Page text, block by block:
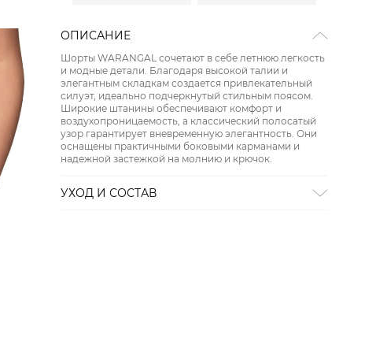
ОПИСАНИЕ
Шорты WARANGAL сочетают в себе летнюю легкость
и модные детали. Благодаря высокой талии и
элегантным складкам создается привлекательный
силуэт, идеально подчеркнутый стильным поясом.
Широкие штанины обеспечивают комфорт и
воздухопроницаемость, а классический полосатый
узор гарантирует вневременную элегантность. Они
оснащены практичными боковыми карманами и
надежной застежкой на молнию и крючок.
УХОД И СОСТАВ